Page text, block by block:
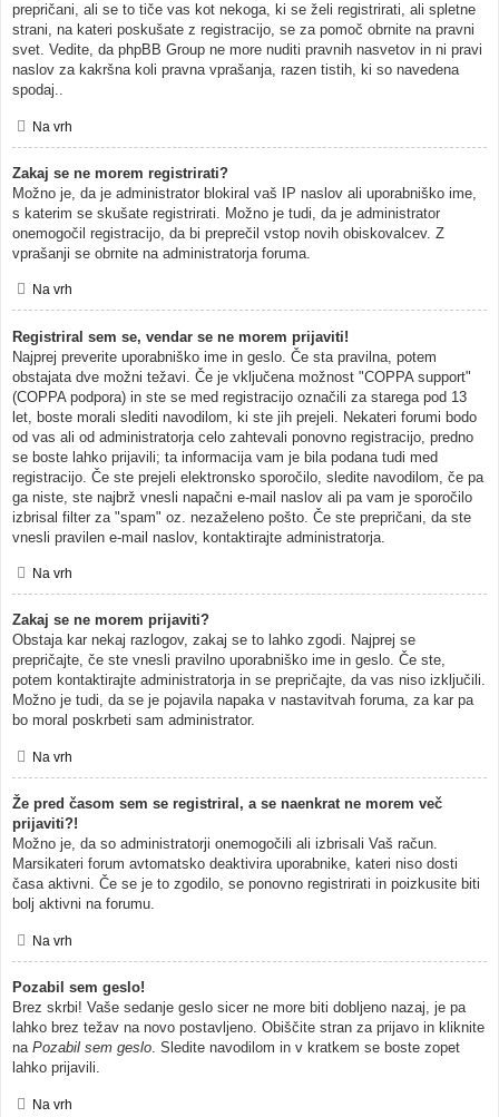
prepričani, ali se to tiče vas kot nekoga, ki se želi registrirati, ali spletne
strani, na kateri poskušate z registracijo, se za pomoč obrnite na pravni
svet. Vedite, da phpBB Group ne more nuditi pravnih nasvetov in ni pravi
naslov za kakršna koli pravna vprašanja, razen tistih, ki so navedena
spodaj..
Na vrh
Zakaj se ne morem registrirati?
Možno je, da je administrator blokiral vaš IP naslov ali uporabniško ime,
s katerim se skušate registrirati. Možno je tudi, da je administrator
onemogočil registracijo, da bi preprečil vstop novih obiskovalcev. Z
vprašanji se obrnite na administratorja foruma.
Na vrh
Registriral sem se, vendar se ne morem prijaviti!
Najprej preverite uporabniško ime in geslo. Če sta pravilna, potem
obstajata dve možni težavi. Če je vključena možnost "COPPA support"
(COPPA podpora) in ste se med registracijo označili za starega pod 13
let, boste morali slediti navodilom, ki ste jih prejeli. Nekateri forumi bodo
od vas ali od administratorja celo zahtevali ponovno registracijo, predno
se boste lahko prijavili; ta informacija vam je bila podana tudi med
registracijo. Če ste prejeli elektronsko sporočilo, sledite navodilom, če pa
ga niste, ste najbrž vnesli napačni e-mail naslov ali pa vam je sporočilo
izbrisal filter za "spam" oz. nezaželeno pošto. Če ste prepričani, da ste
vnesli pravilen e-mail naslov, kontaktirajte administratorja.
Na vrh
Zakaj se ne morem prijaviti?
Obstaja kar nekaj razlogov, zakaj se to lahko zgodi. Najprej se
prepričajte, če ste vnesli pravilno uporabniško ime in geslo. Če ste,
potem kontaktirajte administratorja in se prepričajte, da vas niso izključili.
Možno je tudi, da se je pojavila napaka v nastavitvah foruma, za kar pa
bo moral poskrbeti sam administrator.
Na vrh
Že pred časom sem se registriral, a se naenkrat ne morem več
prijaviti?!
Možno je, da so administratorji onemogočili ali izbrisali Vaš račun.
Marsikateri forum avtomatsko deaktivira uporabnike, kateri niso dosti
časa aktivni. Če se je to zgodilo, se ponovno registrirati in poizkusite biti
bolj aktivni na forumu.
Na vrh
Pozabil sem geslo!
Brez skrbi! Vaše sedanje geslo sicer ne more biti dobljeno nazaj, je pa
lahko brez težav na novo postavljeno. Obiščite stran za prijavo in kliknite
na Pozabil sem geslo. Sledite navodilom in v kratkem se boste zopet
lahko prijavili.
Na vrh